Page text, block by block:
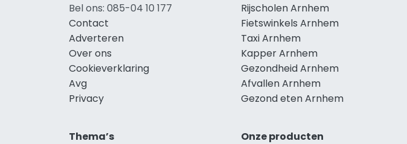
Bel ons: 085-04 10 177
Contact
Adverteren
Over ons
Cookieverklaring
Avg
Privacy
Rijscholen Arnhem
Fietswinkels Arnhem
Taxi Arnhem
Kapper Arnhem
Gezondheid Arnhem
Afvallen Arnhem
Gezond eten Arnhem
Thema’s
Onze producten